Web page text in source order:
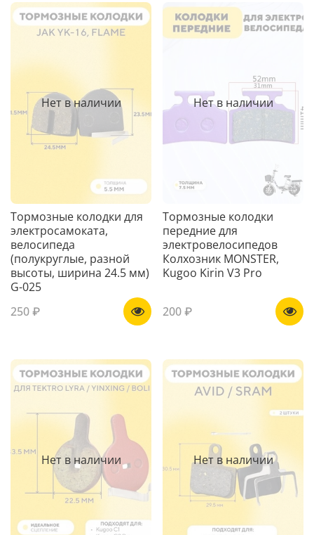
Нет в наличии
Тормозные колодки для
электросамоката,
велосипеда
(полукруглые, разной
высоты, ширина 24.5 мм)
G-025
250 ₽
Нет в наличии
Тормозные колодки
передние для
электровелосипедов
Колхозник MONSTER,
Kugoo Kirin V3 Pro
200 ₽
Нет в наличии Нет в наличии